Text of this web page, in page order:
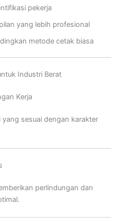
pekerja
yang lebih profesional
metode cetak biasa
Industri Berat
Kerja
sesuai dengan karakter
perlindungan dan